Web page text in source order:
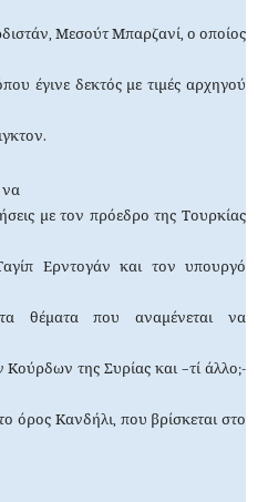
Μεσούτ Μπαρζανί, ο οποίος
έγινε δεκτός με τιμές αρχηγού
να
με τον πρόεδρο της Τουρκίας
Ερντογάν και τον υπουργό
θέματα που αναμένεται να
της Συρίας και –τί άλλο;-
όρος Κανδήλι, που βρίσκεται στο